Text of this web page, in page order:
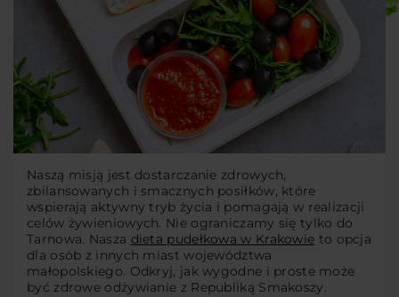
Naszą misją jest dostarczanie zdrowych,
zbilansowanych i smacznych posiłków, które
wspierają aktywny tryb życia i pomagają w realizacji
celów żywieniowych. Nie ograniczamy się tylko do
Tarnowa. Nasza dieta pudełkowa w Krakowie to opcja
dla osób z innych miast województwa
małopolskiego. Odkryj, jak wygodne i proste może
być zdrowe odżywianie z Republiką Smakoszy.